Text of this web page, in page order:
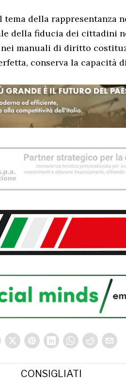
della rappresentanza
della fiducia dei cittadini
nei manuali di diritto
conserva la capacità
CONSIGLIATI